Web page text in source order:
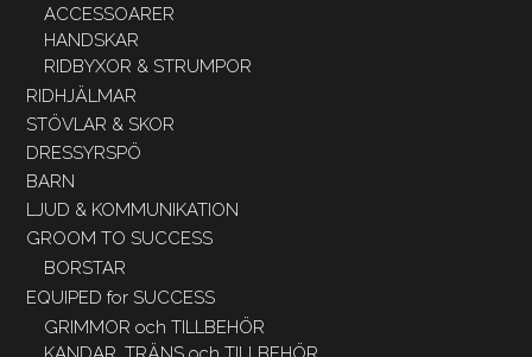
ACCESSOARER
HANDSKAR
RIDBYXOR & STRUMPOR
RIDHJÄLMAR
STÖVLAR & SKOR
DRESSYRSPÖ
BARN
LJUD & KOMMUNIKATION
GROOM TO SUCCESS
BORSTAR
EQUIPED for SUCCESS
GRIMMOR och TILLBEHÖR